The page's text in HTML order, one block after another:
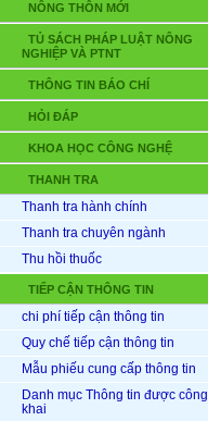
NÔNG THÔN MỚI
TỦ SÁCH PHÁP LUẬT NÔNG
NGHIỆP VÀ PTNT
THÔNG TIN BÁO CHÍ
HỎI ĐÁP
KHOA HỌC CÔNG NGHỆ
THANH TRA
Thanh tra hành chính
Thanh tra chuyên ngành
Thu hồi thuốc
TIẾP CẬN THÔNG TIN
chi phí tiếp cận thông tin
Quy chế tiếp cận thông tin
Mẫu phiếu cung cấp thông tin
Danh mục Thông tin được công
khai